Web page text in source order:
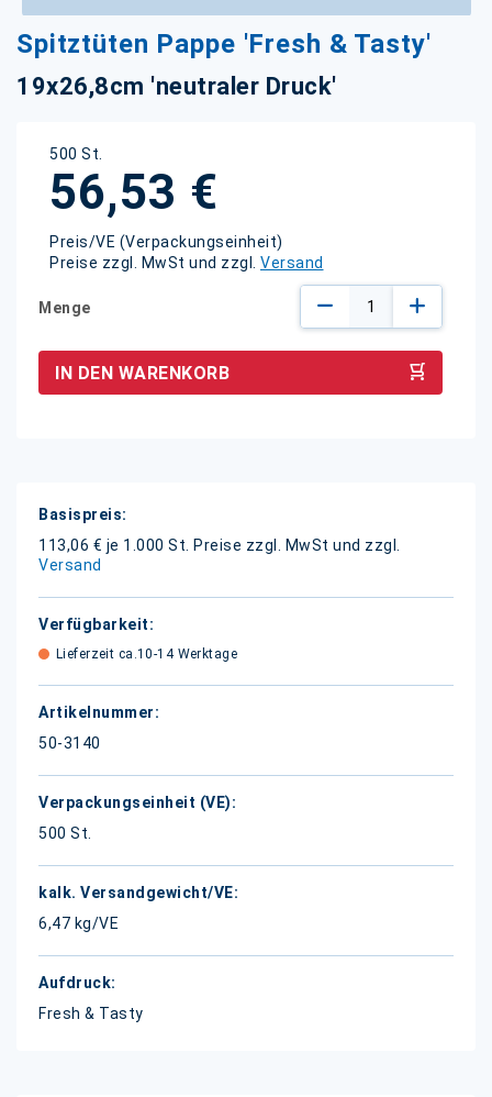
Spitztüten Pappe 'Fresh & Tasty'
19x26,8cm 'neutraler Druck'
500 St.
56,53 €
Preis/VE (Verpackungseinheit)
Preise zzgl. MwSt und zzgl. Versand
Menge
IN DEN WARENKORB
Weitere
Informationen
113,06 € je 1.000 St.
Preise zzgl. MwSt und zzgl.
Versand
Lieferzeit ca.10-14 Werktage
50-3140
500 St.
6,47 kg/VE
Fresh & Tasty
Anfang
der
Bildgalerie